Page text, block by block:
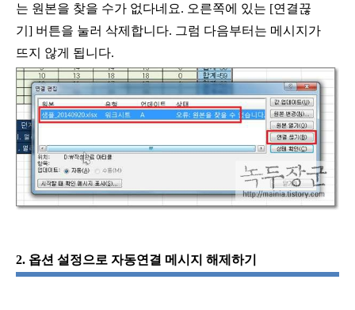
는 원본을 찾을 수가 없다네요. 오른쪽에 있는 [연결끊
기 ] 버튼을 눌러 삭제합니다. 그럼 다음부터는 메시지가
뜨지 않게 됩니다.
2. 옵션 설정으로 자동연결 메시지 해제하기